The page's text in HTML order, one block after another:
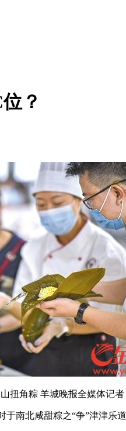
？
扭角粽 羊城晚报全媒体记
南北咸甜粽之“争”津津乐